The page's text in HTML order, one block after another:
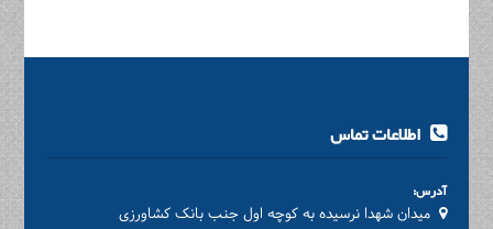
اطلاعات تماس
آدرس:
میدان شهدا نرسیده به کوچه اول جنب بانک کشاورزی